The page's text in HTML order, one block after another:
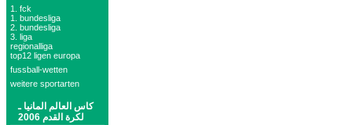
1. fck
1. bundesliga
2. bundesliga
3. liga
regionalliga
top12 ligen europa
fussball-wetten
weitere sportarten
كاس العالم المانيا ـ
لكرة القدم 2006